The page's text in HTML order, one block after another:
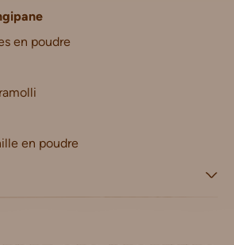
en poudre
en poudre